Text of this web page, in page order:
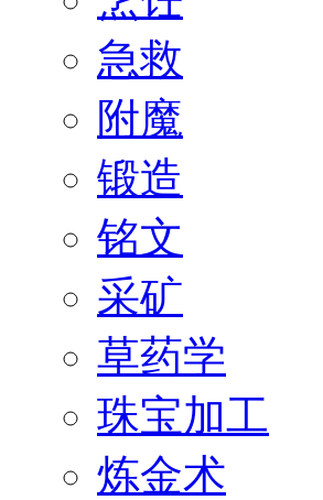
急救
附魔
锻造
铭文
采矿
草药学
珠宝加工
炼金术